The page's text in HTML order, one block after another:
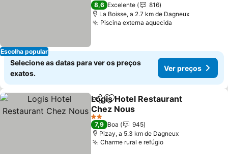
Escolha popular
8,6 Excelente
816
La Boisse, a 2.7 km de Dagneux
Piscina externa aquecida
Selecione as datas para ver os preços
exatos.
Ver preços
PartilharAdicionar aos favoritos
Logis Hotel Restaurant
Chez Nous
Ver preços
2 Estrelas
7,9 Boa
945
Pizay, a 5.3 km de Dagneux
Charme rural e refúgioVer preços